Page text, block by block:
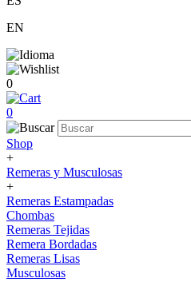
EN
0
0
Shop
+
Remeras y Musculosas
+
Remeras Estampadas
Chombas
Remeras Tejidas
Remera Bordadas
Remeras Lisas
Musculosas